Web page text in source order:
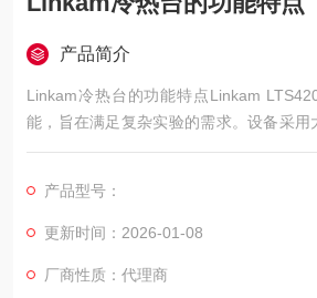
产品简介
Linkam冷热台的功能特点Linkam
能，旨在满足复杂实验的需求。设备采用
样品区域达53.5 x 43 mm，支持标准载
产品型号：
更新时间：2026-01-08
厂商性质：代理商